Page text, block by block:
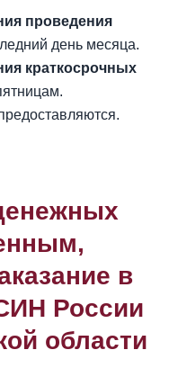
проведения
день месяца.
краткосрочных
в
России
области